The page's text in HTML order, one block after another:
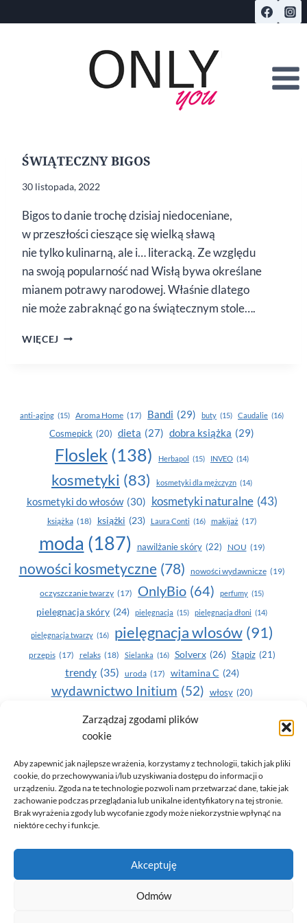
Zarządzaj zgodami plików
cookie
Aby zapewnić jak najlepsze wrażenia, korzystamy z technologii, takich jak pliki
cookie, do przechowywania i/lub uzyskiwania dostępu do informacji o
urządzeniu. Zgoda na te technologie pozwoli nam przetwarzać dane, takie jak
zachowanie podczas przeglądania lub unikalne identyfikatory na tej stronie.
Brak wyrażenia zgody lub wycofanie zgody może niekorzystnie wpłynąć na
niektóre cechy i funkcje.
Akceptuję
Odmów
do
ŚWIĄTECZNY BIGOS
30 listopada, 2022
Bigos to danie trochę dzisiaj niedoceniane,
w przeszłości cieszące się wielką sławą
nie tylko kulinarną, ale i… literacką. Ze względu
na swoją popularność nad Wisłą bywa określane
mianem potrawy narodowej. Właśnie dlatego
nie może zabraknąć go na świątecznym stole….
WIĘCEJ ŚWIĄTECZNY
anti-aging (15) Aroma Home (17) Bandi (29) buty (15) Caudalie (16)
Cosmepick (20) dieta (27) dobra książka (29)
Floslek (138) Herbapol (15) INVEO (14)
kosmetyki (83) kosmetyki dla mężczyzn (14)
kosmetyki do włosów (30) kosmetyki naturalne (43)
książka (18) książki (23) Laura Conti (16) makijaż (17)
moda (187) nawilżanie skóry (22) NOU (19)
nowości kosmetyczne (78) nowości wydawnicze (19)
oczyszczanie twarzy (17) OnlyBio (64) perfumy (15)
pielegnacja skóry (24) pielęgnacja (15) pielęgnacja dłoni (14)
pielęgnacja twarzy (16) pielęgnacja wlosów (91)
przepis (17) relaks (18) Sielanka (16) Solverx (26) Stapiz (21)
trendy (35) uroda (17) witamina C (24)
wydawnictwo Initium (52) włosy (20)
Yasumi(164) zdrowe zęby
zdrowie
© 2026 Only You - portal dla kobiet (uroda, moda, zdrowie)
opracowanie:AZDOBRESTRONY